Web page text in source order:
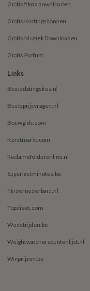
Gratis films downloaden
Gratis Kortingsbonnen
Gratis Muziek Downloaden
Gratis Parfum
Links
Bestedatingsites.nl
Besteprijsvragen.nl
Bouwgids.com
Kerstmarkt.com
Reclamefolderonline.nl
Superlastminutes.be
Tindernederland.nl
Topdieet.com
Wedstrijden.be
Weightwatcherspuntenlijst.nl
Winprijzen.be